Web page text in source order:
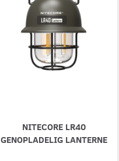
NITECORE LR40
GENOPLADELIG LANTERNE